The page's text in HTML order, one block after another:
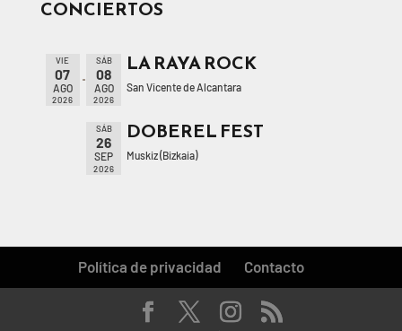
CONCIERTOS
VIE
07
AGO
2026
SÁB
08
AGO
2026
LA RAYA ROCK
San Vicente de Alcantara
SÁB
26
SEP
2026
DOBEREL FEST
Muskiz (Bizkaia)
Política de privacidad Contacto